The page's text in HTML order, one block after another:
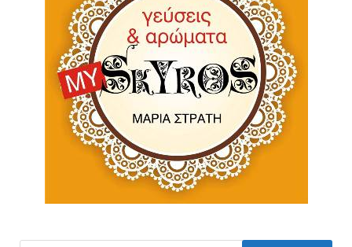
Πίτουρο βρώμης Ελληνικό Bio 300gr
(ΑΝΤΩΝΟΠΟΥΛΟΣ)